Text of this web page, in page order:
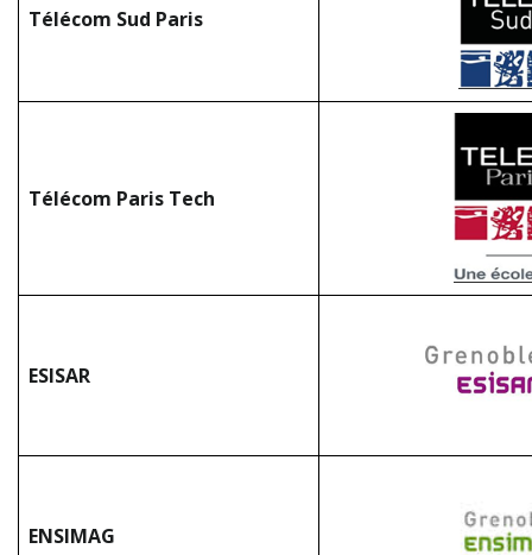
Télécom Sud Paris
Télécom Paris Tech
ESISAR
ENSIMAG